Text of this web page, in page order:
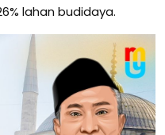
lahan budidaya.